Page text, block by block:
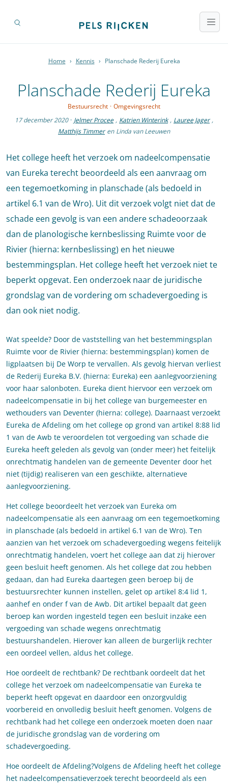
Home › Kennis › Planschade Rederij Eureka
Planschade Rederij Eureka
Bestuursrecht · Omgevingsrecht
17 december 2020 · Jelmer Procee , Katrien Winterink , Lauree Jager ,
Matthijs Timmer en Linda van Leeuwen
Het college heeft het verzoek om nadeelcompensatie
van Eureka terecht beoordeeld als een aanvraag om
een tegemoetkoming in planschade (als bedoeld in
artikel 6.1 van de Wro). Uit dit verzoek volgt niet dat de
schade een gevolg is van een andere schadeoorzaak
dan de planologische kernbeslissing Ruimte voor de
Rivier (hierna: kernbeslissing) en het nieuwe
bestemmingsplan. Het college heeft het verzoek niet te
beperkt opgevat. Een onderzoek naar de juridische
grondslag van de vordering om schadevergoeding is
dan ook niet nodig.
Wat speelde? Door de vaststelling van het bestemmingsplan
Ruimte voor de Rivier (hierna: bestemmingsplan) komen de
ligplaatsen bij De Worp te vervallen. Als gevolg hiervan verliest
de Rederij Eureka B.V. (hierna: Eureka) een aanlegvoorziening
voor haar salonboten. Eureka dient hiervoor een verzoek om
nadeelcompensatie in bij het college van burgemeester en
wethouders van Deventer (hierna: college). Daarnaast verzoekt
Eureka de Afdeling om het college op grond van artikel 8:88 lid
1 van de Awb te veroordelen tot vergoeding van schade die
Eureka heeft geleden als gevolg van (onder meer) het feitelijk
onrechtmatig handelen van de gemeente Deventer door het
niet (tijdig) realiseren van een geschikte, alternatieve
aanlegvoorziening.
Het college beoordeelt het verzoek van Eureka om
nadeelcompensatie als een aanvraag om een tegemoetkoming
in planschade (als bedoeld in artikel 6.1 van de Wro). Ten
aanzien van het verzoek om schadevergoeding wegens feitelijk
onrechtmatig handelen, voert het college aan dat zij hierover
geen besluit heeft genomen. Als het college dat zou hebben
gedaan, dan had Eureka daartegen geen beroep bij de
bestuursrechter kunnen instellen, gelet op artikel 8:4 lid 1,
aanhef en onder f van de Awb. Dit artikel bepaalt dat geen
beroep kan worden ingesteld tegen een besluit inzake een
vergoeding van schade wegens onrechtmatig
bestuurshandelen. Hierover kan alleen de burgerlijk rechter
een oordeel vellen, aldus het college.
Hoe oordeelt de rechtbank? De rechtbank oordeelt dat het
college het verzoek om nadeelcompensatie van Eureka te
beperkt heeft opgevat en daardoor een onzorgvuldig
voorbereid en onvolledig besluit heeft genomen. Volgens de
rechtbank had het college een onderzoek moeten doen naar
de juridische grondslag van de vordering om
schadevergoeding.
Hoe oordeelt de Afdeling?Volgens de Afdeling heeft het college
het nadeelcompensatieverzoek terecht beoordeeld als een